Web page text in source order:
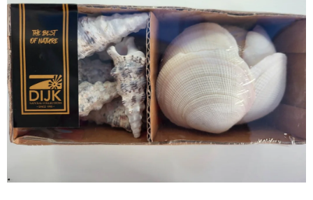
5
hvězdiček.